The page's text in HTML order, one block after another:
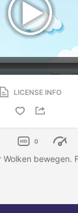
LICENSE INFO
0
Wolken bewegen.